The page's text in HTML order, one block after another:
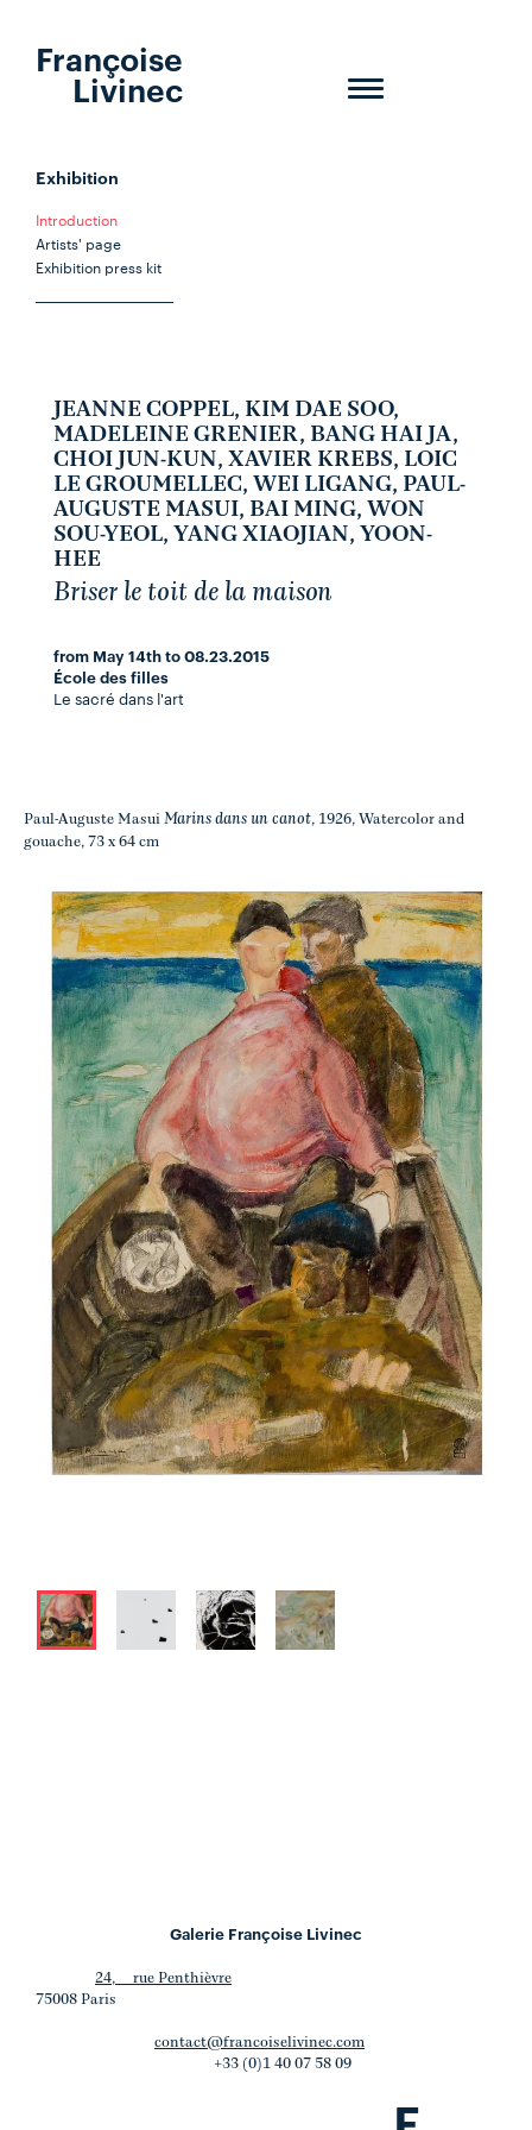
Toggle
Françoise
Livinec
Exhibition
Introduction
Artists' page
Exhibition press kit
JEANNE COPPEL, KIM DAE SOO,
MADELEINE GRENIER, BANG HAI JA,
CHOI JUN-KUN, XAVIER KREBS, LOIC
LE GROUMELLEC, WEI LIGANG, PAUL-
AUGUSTE MASUI, BAI MING, WON
SOU-YEOL, YANG XIAOJIAN, YOON-
HEE
Briser le toit de la maison
from May 14th to 08.23.2015
École des filles
Le sacré dans l'art
Paul-Auguste Masui Marins dans un canot, 1926, Watercolor and
gouache, 73 x 64 cm
Galerie Françoise Livinec
24, rue Penthièvre
75008 Paris
contact@francoiselivinec.com
+33 (0)1 40 07 58 09